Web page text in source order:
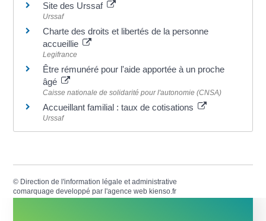
Site des Urssaf
Urssaf
Charte des droits et libertés de la personne
accueillie
Legifrance
Être rémunéré pour l'aide apportée à un proche
âgé
Caisse nationale de solidarité pour l'autonomie (CNSA)
Accueillant familial : taux de cotisations
Urssaf
© Direction de l'information légale et administrative
comarquage developpé par l'agence web kienso.fr